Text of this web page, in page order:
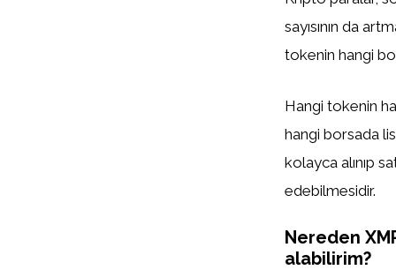
sayısının da
tokenin hangi
Hangi tokenin
hangi borsada
kolayca alınıp
edebilmesidir.
Nereden
alabilirim?